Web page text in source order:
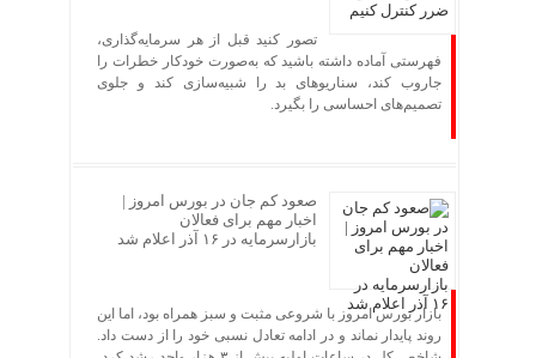
تصور کنید قبل از هر سرمایه‌گذاری،
فهرستی آماده داشته باشید که به‌صورت خودکار خطرات را
جاروب کند، سناریوهای بد را شبیه‌سازی کند و جلوی
تصمیم‌های احساسی را بگیرد.
صعود کم جان در بورس امروز |
اخبار مهم برای فعالان
بازارسرمایه در ۱۶ آذر اعلام شد
بازار بورس امروز با شروعی مثبت و سبز همراه بود، اما این
روند پایدار نماند و در ادامه تعادل نسبی خود را از دست داد.